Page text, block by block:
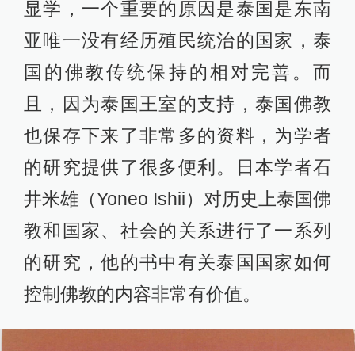
显学，一个重要的原因是泰国是东南
亚唯一没有经历殖民统治的国家，泰
国的佛教传统保持的相对完善。而
且，因为泰国王室的支持，泰国佛教
也保存下来了非常多的资料，为学者
的研究提供了很多便利。日本学者石
井米雄（Yoneo Ishii）对历史上泰国佛
教和国家、社会的关系进行了一系列
的研究，他的书中有关泰国国家如何
控制佛教的内容非常有价值。